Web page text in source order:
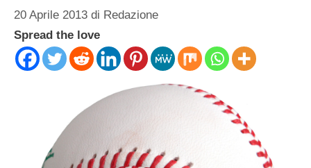
20 Aprile 2013 di Redazione
Spread the love